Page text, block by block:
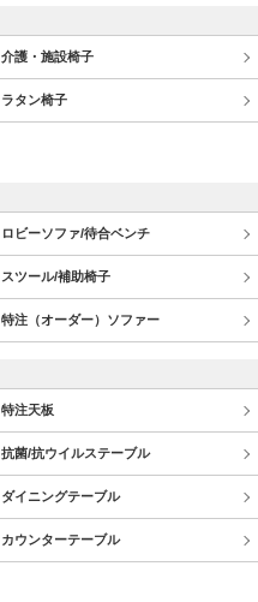
介護・施設椅子
ラタン椅子
ロビーソファ/待合ベンチ
スツール/補助椅子
特注（オーダー）ソファー
特注天板
抗菌/抗ウイルステーブル
ダイニングテーブル
カウンターテーブル